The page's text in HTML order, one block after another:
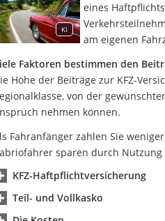
KI
eines
am eigenen
Faktoren bestimmen den
Höhe der Beiträge zur KFZ-
von der
nehmen können.
Fahranfänger zahlen Sie
sparen durch Nutzung
KFZ-Haftpflichtversicherung
Teil- und Vollkasko